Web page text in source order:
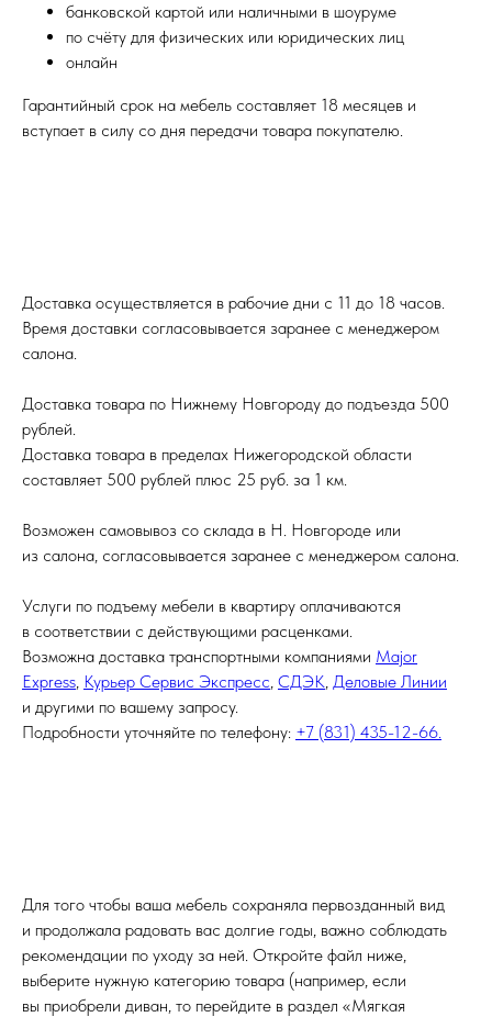
банковской картой или наличными в шоуруме
по счёту для физических или юридических лиц
онлайн
Гарантийный срок на мебель составляет 18 месяцев и
вступает в силу со дня передачи товара покупателю.
Доставка осуществляется в рабочие дни с 11 до 18 часов.
Время доставки согласовывается заранее с менеджером
салона.
Доставка товара по Нижнему Новгороду до подъезда 500
рублей.
Доставка товара в пределах Нижегородской области
составляет 500 рублей плюс 25 руб. за 1 км.
Возможен самовывоз со склада в Н. Новгороде или
из салона, согласовывается заранее с менеджером салона.
Услуги по подъему мебели в квартиру оплачиваются
в соответствии с действующими расценками.
Возможна доставка транспортными компаниями Major
Express, Курьер Сервис Экспресс, СДЭК, Деловые Линии
и другими по вашему запросу.
Подробности уточняйте по телефону: +7 (831) 435-12-66.
Для того чтобы ваша мебель сохраняла первозданный вид
и продолжала радовать вас долгие годы, важно соблюдать
рекомендации по уходу за ней. Откройте файл ниже,
выберите нужную категорию товара (например, если
вы приобрели диван, то перейдите в раздел «Мягкая
inf@calipso.ru
8 (800) 200-92-39
пн-пт 10.00 — 19.00